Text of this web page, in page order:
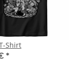
Shirt
*